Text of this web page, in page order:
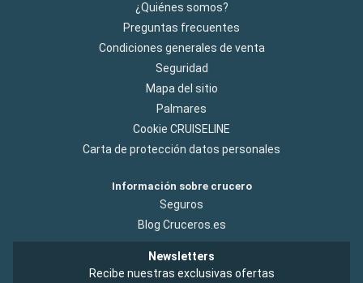
¿Quiénes somos?
Preguntas frecuentes
Condiciones generales de venta
Seguridad
Mapa del sitio
Palmares
Cookie CRUISELINE
Carta de protección datos personales
Información sobre crucero
Seguros
Blog Cruceros.es
Newsletters
Recibe nuestras exclusivas ofertas